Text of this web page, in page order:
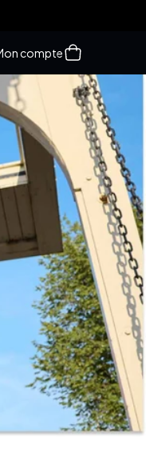
comptePanier